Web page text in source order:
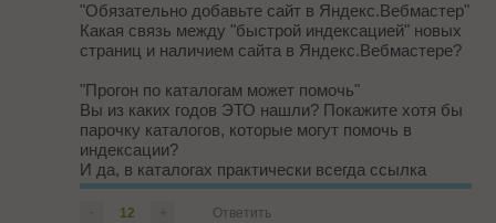
"Обязательно добавьте сайт в Яндекс.Вебмастер"
Какая связь между "быстрой индексацией" новых
страниц и наличием сайта в Яндекс.Вебмастере?
"Прогон по каталогам может помочь"
Вы из каких годов ЭТО нашли? Покажите хотя бы
парочку каталогов, которые могут помочь в
индексации?
И да, в каталогах практически всегда ссылка
ставится на морду, а если мне внутряк надо
"ускорить", то что?
12 Ответить